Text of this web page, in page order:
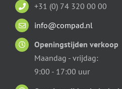
+31 (0) 74 320 00 00
info@compad.nl
Openingstijden verkoop
Maandag - vrijdag:
9:00 - 17:00 uur